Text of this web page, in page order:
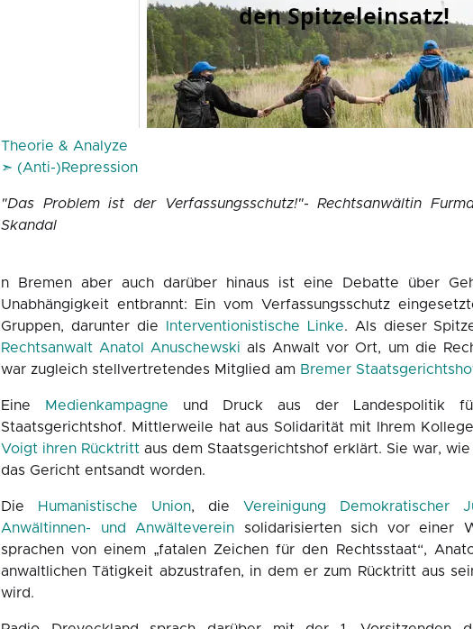
Theorie & Analyze
➣ (Anti-)Repression
"Das Problem ist der Verfassungsschutz!"- Rechtsanwältin
Skandal
n Bremen aber auch darüber hinaus ist eine Debatte über
Unabhängigkeit entbrannt: Ein vom Verfassungsschutz
Gruppen, darunter die
Interventionistische Linke. Als dieser
Rechtsanwalt Anatol Anuschewski als Anwalt vor Ort, um die
war zugleich stellvertretendes Mitglied am Bremer
Eine Medienkampagne und Druck aus der Landespolitik
Staatsgerichtshof. Mittlerweile hat aus Solidarität mit Ihrem
Voigt ihren Rücktritt aus dem Staatsgerichtshof erklärt. Sie war,
das Gericht entsandt worden.
Die Humanistische Union, die Vereinigung Demokratischer
Anwältinnen- und Anwälteverein solidarisierten sich vor einer
sprachen von einem „fatalen Zeichen für den Rechtsstaat“,
anwaltlichen Tätigkeit abzustrafen, in dem er zum Rücktritt aus
wird.